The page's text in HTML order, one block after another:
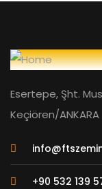
Esertepe, Şht.
Keçiören/ANKARA
+90 532 139